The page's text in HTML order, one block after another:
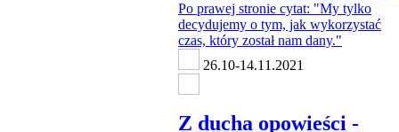
26.10-14.11.2021
Z ducha opowieści -